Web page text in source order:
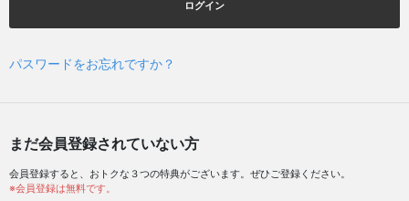
ログイン
パスワードをお忘れですか？
まだ会員登録されていない方
会員登録すると、おトクな３つの特典がございます。ぜひご登録ください。
※会員登録は無料です。